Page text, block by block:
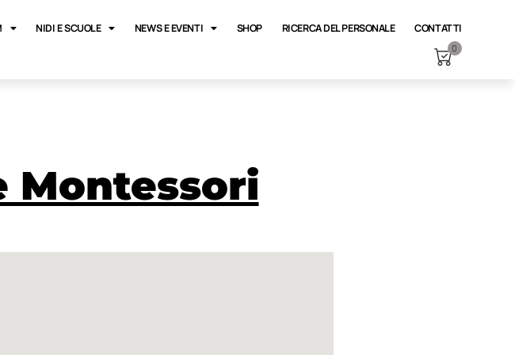
NIDI E SCUOLE NEWS E EVENTI SHOP RICERCA DEL PERSONALE CONTATTI
0
Montessori